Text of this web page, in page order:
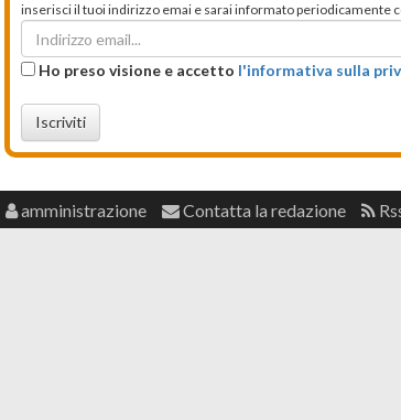
inserisci il tuoi indirizzo emai e sarai informato periodicamente
Ho preso visione e accetto l'informativa sulla
Iscriviti
amministrazione Contatta la redazione